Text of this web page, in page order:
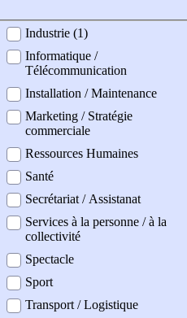
Industrie (1)
Informatique /
Télécommunication
Installation / Maintenance
Marketing / Stratégie
commerciale
Ressources Humaines
Santé
Secrétariat / Assistanat
Services à la personne / à la
collectivité
Spectacle
Sport
Transport / Logistique